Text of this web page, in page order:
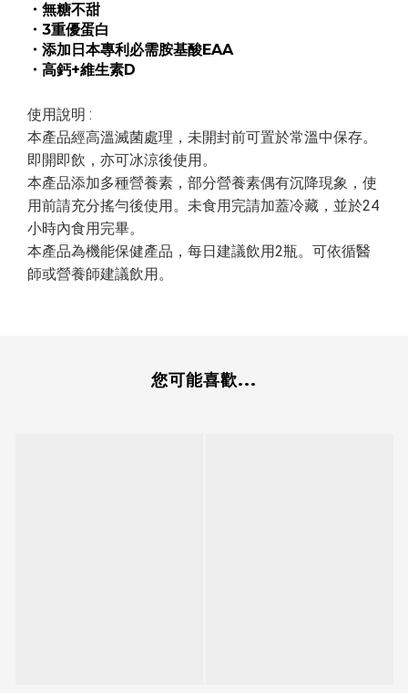
・無糖不甜
・3重優蛋白
・添加日本專利必需胺基酸EAA
・高鈣+維生素D
使用說明 :
本產品經高溫滅菌處理，未開封前可置於常溫中保存。
即開即飲，亦可冰涼後使用。
本產品添加多種營養素，部分營養素偶有沉降現象，使
用前請充分搖勻後使用。未食用完請加蓋冷藏，並於24
小時內食用完畢。
本產品為機能保健產品，每日建議飲用2瓶。可依循醫
師或營養師建議飲用。
您可能喜歡...